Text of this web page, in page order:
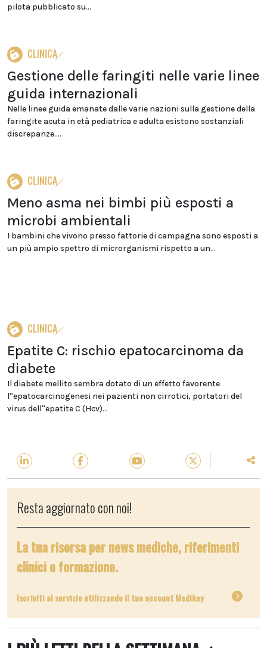
pilota pubblicato su...
CLINICA
Gestione delle faringiti nelle varie linee
guida internazionali
Nelle linee guida emanate dalle varie nazioni sulla gestione della
faringite acuta in età pediatrica e adulta esistono sostanziali
discrepanze....
CLINICA
Meno asma nei bimbi più esposti a
microbi ambientali
I bambini che vivono presso fattorie di campagna sono esposti a
un più ampio spettro di microrganismi rispetto a un...
CLINICA
Epatite C: rischio epatocarcinoma da
diabete
Il diabete mellito sembra dotato di un effetto favorente
l''epatocarcinogenesi nei pazienti non cirrotici, portatori del
virus dell''epatite C (Hcv)...
Resta aggiornato con noi!
La tua risorsa per news mediche, riferimenti
clinici e formazione.
Iscriviti al servizio utilizzando il tuo account Medikey